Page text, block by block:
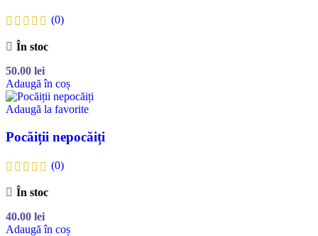
(0)
În stoc
50.00 lei
Adaugă în coș
Adaugă la favorite
Pocăiții nepocăiți
(0)
În stoc
40.00 lei
Adaugă în coș